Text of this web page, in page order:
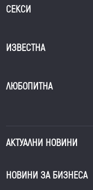
СЕКСИ
ИЗВЕСТНА
ЛЮБОПИТНА
АКТУАЛНИ НОВИНИ
НОВИНИ ЗА БИЗНЕСА